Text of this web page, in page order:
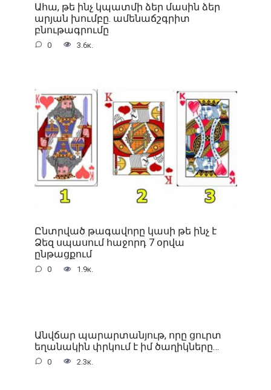
Ահա, թե ինչ կպատմի ձեր մասին ձեր
արյան խումբը. ամենաճշգրիտ
բնութագրումը
0 3.6к.
Ընտրված թագավորը կասի թե ինչ է
Ձեզ սպասում հաջորդ 7 օրվա
ընթացքում
0 1.9к.
Անվճար պարարտանյութ, որը ցուրտ
եղանակին փրկում է իմ ծաղիկները…
0 2.3к.